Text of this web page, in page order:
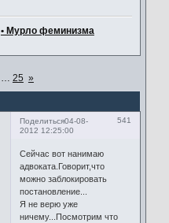
• Мурло феминизма
… 25 »
Поделиться 541
04-08-
2012 12:25:00
Сейчас вот нанимаю
адвоката.Говорит,что
можно заблокировать
постановление...
Я не верю уже
ничему...Посмотрим что